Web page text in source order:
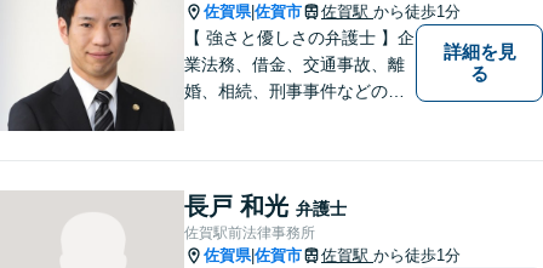
佐賀県|佐賀市 佐賀駅 から徒歩1分
【 強さと優しさの弁護士 】企
業法務、借金、交通事故、離
婚、相続、刑事事件などのご
なリーガルサービスを提供い
たします。
詳細を見
る
長戸 和光 弁護士
佐賀駅前法律事務所
佐賀県|佐賀市 佐賀駅 から徒歩1分